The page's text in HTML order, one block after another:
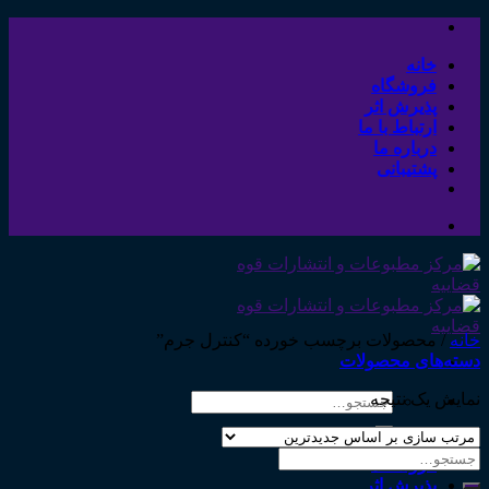
Skip
contentخانه
فروشگاه
پذیرش اثر
ارتباط با ما
درباره ما
پشتیبانی
جستجو
خانه
فروشگاه
پذیرش اثر
خانه /محصولات برچسب خورده “کنترل جرم”
دسته‌های محصولات
نمایش یک نتیجه
جستجو